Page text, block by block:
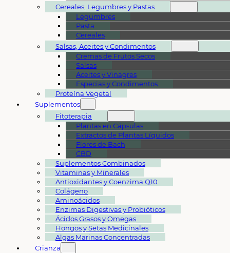
Cereales, Legumbres y Pastas
Legumbres
Pasta
Cereales
Salsas, Aceites y Condimentos
Cremas de Frutos Secos
Salsas
Aceites y Vinagres
Especias y Condimentos
Proteína Vegetal
Suplementos
Fitoterapia
Plantas en Cápsulas
Extractos de Plantas Líquidos
Flores de Bach
CBD
Suplementos Combinados
Vitaminas y Minerales
Antioxidantes y Coenzima Q10
Colágeno
Aminoácidos
Enzimas Digestivas y Probióticos
Ácidos Grasos y Omegas
Hongos y Setas Medicinales
Algas Marinas Concentradas
Crianza